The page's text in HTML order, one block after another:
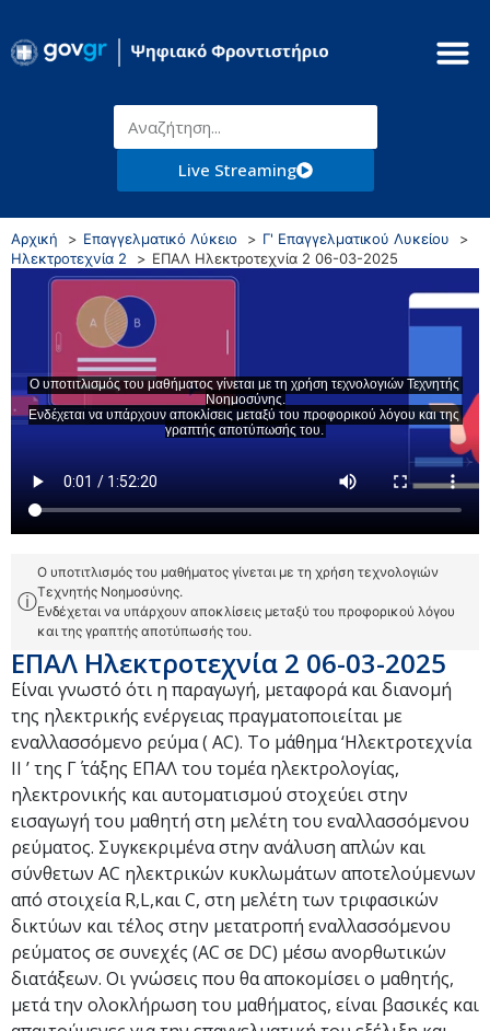
Live Streaming
Αρχική Επαγγελματικό Λύκειο
Γ' Επαγγελματικού Λυκείου
Ηλεκτροτεχνία 2
ΕΠΑΛ Ηλεκτροτεχνία 2 06-03-2025
ⓘ
Ο υποτιτλισμός του μαθήματος γίνεται με τη χρήση τεχνολογιών
Τεχνητής Νοημοσύνης.
Ενδέχεται να υπάρχουν αποκλίσεις μεταξύ του προφορικού λόγου
και της γραπτής αποτύπωσής του.
ΕΠΑΛ Ηλεκτροτεχνία 2 06-03-2025
Είναι γνωστό ότι η παραγωγή, μεταφορά και διανομή
της ηλεκτρικής ενέργειας πραγματοποιείται με
εναλλασσόμενο ρεύμα ( AC). Το μάθημα ‘Ηλεκτροτεχνία
ΙΙ ’ της Γ΄ τάξης ΕΠΑΛ του τομέα ηλεκτρολογίας,
ηλεκτρονικής και αυτοματισμού στοχεύει στην
εισαγωγή του μαθητή στη μελέτη του εναλλασσόμενου
ρεύματος. Συγκεκριμένα στην ανάλυση απλών και
σύνθετων AC ηλεκτρικών κυκλωμάτων αποτελούμενων
από στοιχεία R,L,και C, στη μελέτη των τριφασικών
δικτύων και τέλος στην μετατροπή εναλλασσόμενου
ρεύματος σε συνεχές (AC σε DC) μέσω ανορθωτικών
διατάξεων. Οι γνώσεις που θα αποκομίσει ο μαθητής,
μετά την ολοκλήρωση του μαθήματος, είναι βασικές και